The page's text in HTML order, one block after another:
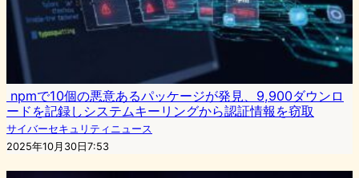
npmで10個の悪意あるパッケージが発見、9,900ダウンロ
ードを記録しシステムキーリングから認証情報を窃取
サイバーセキュリティニュース
2025年10月30日7:53